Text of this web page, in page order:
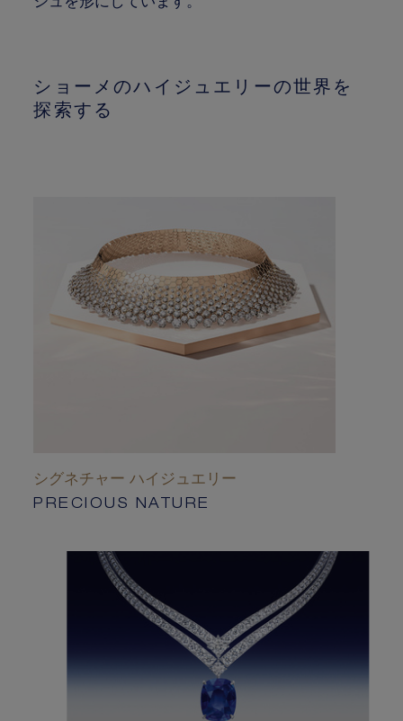
ショーメのハイジュエリーの世界を
探索する
シグネチャー ハイジュエリー
PRECIOUS NATURE